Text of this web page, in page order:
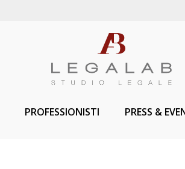
PROFESSIONISTI PRESS &